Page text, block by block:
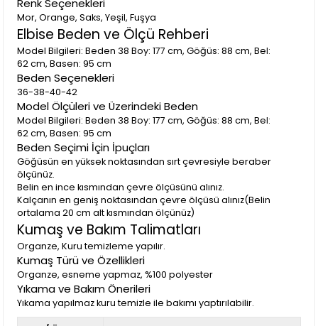
Nurşen T.
21 Nisan 2025
Kumaşı, duruşu çok güzel. Kargolama da çok iyiydi. Fiyatı
biraz pahalı ama aldığıma pişman olmadım çok
beğendim.Rahat kullanabilmek için askı yaptırdım ama
orijinal halide çok güzel. Alan pişman olmaz bence.
Mor, Orange, Saks, Yeşil, Fuşya
Elbise Beden ve Ölçü Rehberi
Model Bilgileri: Beden 38 Boy: 177 cm, Göğüs: 88 cm, Bel:
62 cm, Basen: 95 cm
Beden Seçenekleri
36-38-40-42
Model Ölçüleri ve Üzerindeki Beden
Model Bilgileri: Beden 38 Boy: 177 cm, Göğüs: 88 cm, Bel:
62 cm, Basen: 95 cm
Beden Seçimi İçin İpuçları
Göğüsün en yüksek noktasından sırt çevresiyle beraber
ölçünüz.
Belin en ince kısmından çevre ölçüsünü alınız.
Kalçanın en geniş noktasından çevre ölçüsü alınız(Belin
ortalama 20 cm alt kısmından ölçünüz)
Kumaş ve Bakım Talimatları
Organze, Kuru temizleme yapılır.
Kumaş Türü ve Özellikleri
Organze, esneme yapmaz, %100 polyester
Yıkama ve Bakım Önerileri
Yıkama yapılmaz kuru temizle ile bakımı yaptırılabilir.